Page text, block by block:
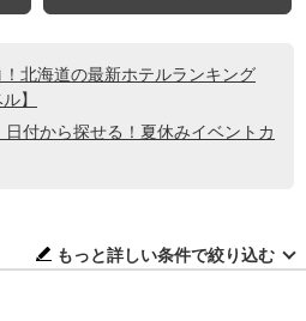
北海道の最新ホテルランキング
】
日付から探せる！夏休みイベントカ
もっと詳しい条件で絞り込む